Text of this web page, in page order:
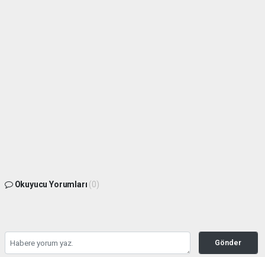
Okuyucu Yorumları (0)
Gönder